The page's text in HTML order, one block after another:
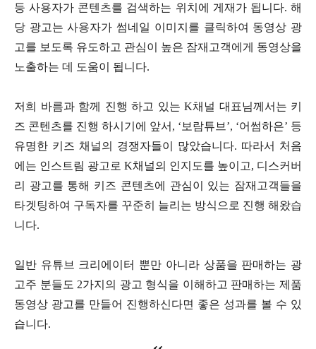
등 사용자가 콘텐츠를 검색하는 위치에 게재가 됩니다. 해
당 광고는 사용자가 썸네일 이미지를 클릭하여 동영상 광
고를 보도록 유도하고 관심이 높은 잠재고객에게 동영상을
노출하는 데 도움이 됩니다.
저희 바름과 함께 진행 하고 있는 K채널 대표님께서는 키
즈 콘텐츠를 진행 하시기에 앞서, ‘보람튜브’, ‘어썸하은’ 등
유명한 키즈 채널의 경쟁자들이 많았습니다. 따라서 처음
에는 인스트림 광고로 K채널의 인지도를 높이고, 디스커버
리 광고를 통해 키즈 콘텐츠에 관심이 있는 잠재고객들을
타겟팅하여 구독자를 꾸준히 늘리는 방식으로 진행 해왔습
니다.
일반 유튜브 크리에이터 뿐만 아니라 상품을 판매하는 광
고주 분들도 2가지의 광고 형식을 이해하고 판매하는 제품
동영상 광고를 만들어 진행하신다면 좋은 성과를 볼 수 있
습니다.